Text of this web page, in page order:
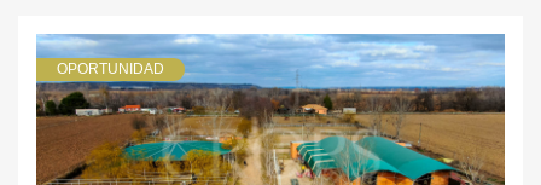
OPORTUNIDAD